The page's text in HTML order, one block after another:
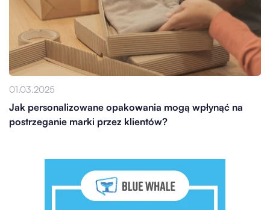
01.03.2025
Jak personalizowane opakowania mogą wpłynąć na
postrzeganie marki przez klientów?